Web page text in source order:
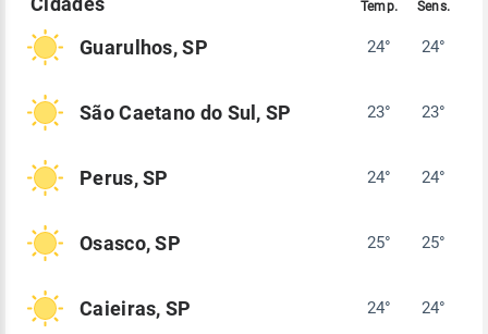
Guarulhos, SP 24° 24°
São Caetano do Sul, SP 23° 23°
Perus, SP 24° 24°
Osasco, SP 25° 25°
Caieiras, SP 24° 24°